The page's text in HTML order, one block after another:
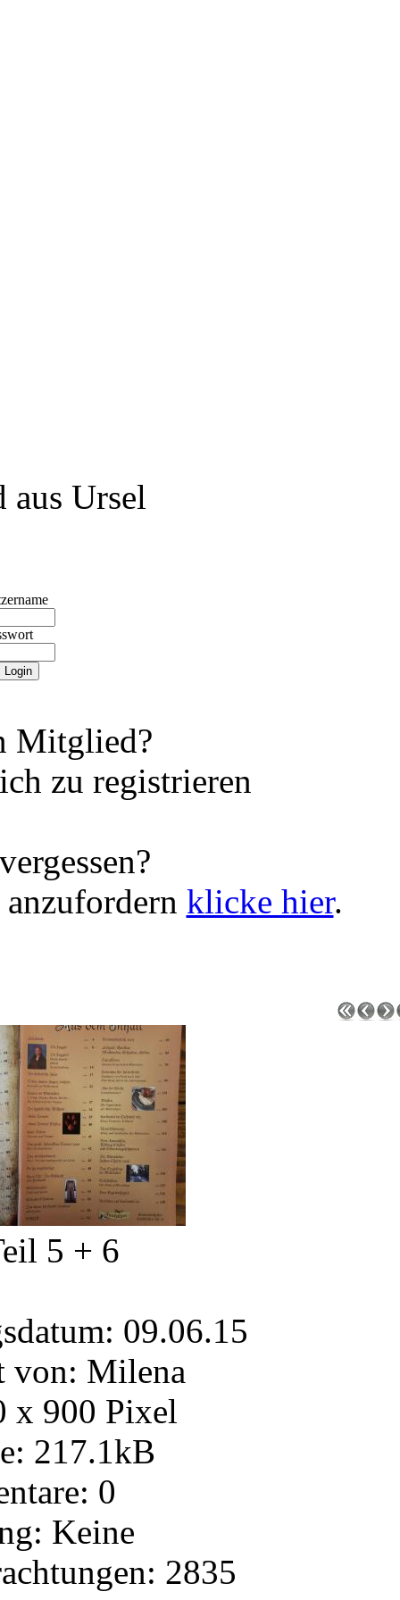
aus Ursel
Mitglied?
zu registrieren
klicke hier.
5 + 6
09.06.15
von: Milena
x 900 Pixel
217.1kB
0
Keine
2835